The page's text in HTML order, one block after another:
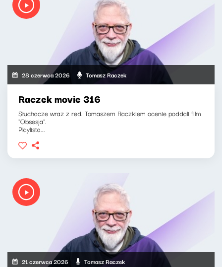
28 czerwca 2026 Tomasz Raczek
Raczek movie 316
Słuchacze wraz z red. Tomaszem Raczkiem ocenie poddali film
"Obsesja".
Playlista...
21 czerwca 2026 Tomasz Raczek